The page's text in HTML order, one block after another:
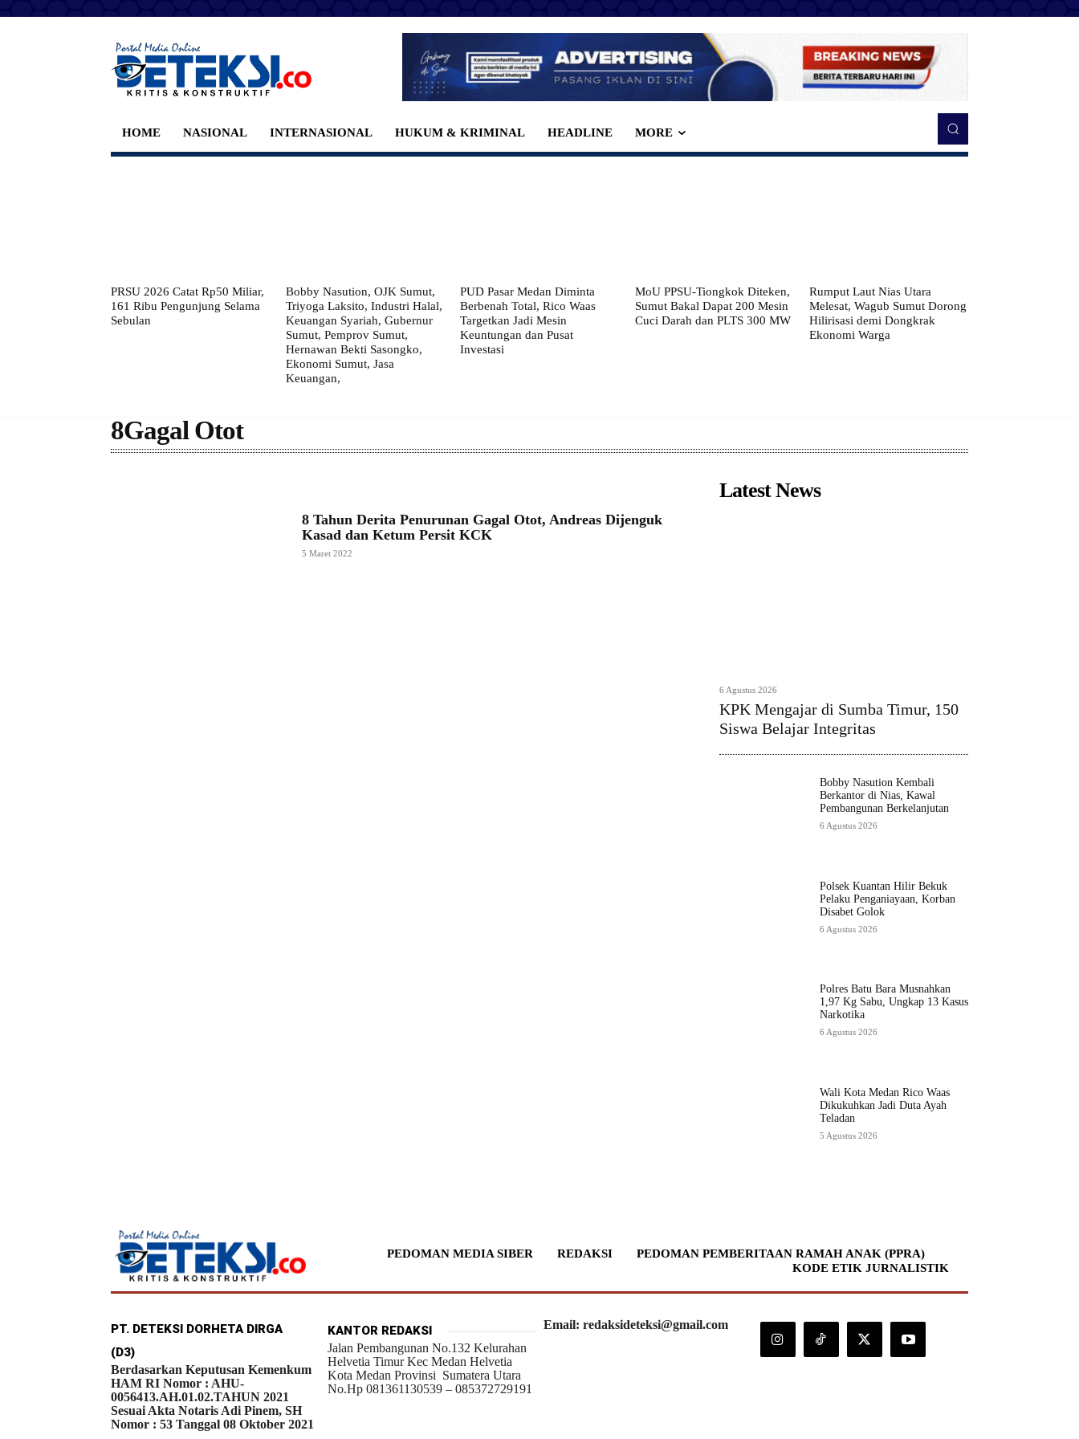
HOME NASIONAL INTERNASIONAL HUKUM & KRIMINAL HEADLINE MORE
PRSU 2026 Catat Rp50 Miliar,
161 Ribu Pengunjung Selama
Sebulan
Bobby Nasution, OJK Sumut,
Triyoga Laksito, Industri Halal,
Keuangan Syariah, Gubernur
Sumut, Pemprov Sumut,
Hernawan Bekti Sasongko,
Ekonomi Sumut, Jasa
Keuangan,
PUD Pasar Medan Diminta
Berbenah Total, Rico Waas
Targetkan Jadi Mesin
Keuntungan dan Pusat
Investasi
MoU PPSU-Tiongkok Diteken,
Sumut Bakal Dapat 200 Mesin
Cuci Darah dan PLTS 300 MW
Rumput Laut Nias Utara
Melesat, Wagub Sumut Dorong
Hilirisasi demi Dongkrak
Ekonomi Warga
8Gagal Otot
8 Tahun Derita Penurunan Gagal Otot, Andreas Dijenguk
Kasad dan Ketum Persit KCK
5 Maret 2022
Latest News
6 Agustus 2026
KPK Mengajar di Sumba Timur, 150
Siswa Belajar Integritas
Bobby Nasution Kembali
Berkantor di Nias, Kawal
Pembangunan Berkelanjutan
6 Agustus 2026
Polsek Kuantan Hilir Bekuk
Pelaku Penganiayaan, Korban
Disabet Golok
6 Agustus 2026
Polres Batu Bara Musnahkan
1,97 Kg Sabu, Ungkap 13 Kasus
Narkotika
6 Agustus 2026
Wali Kota Medan Rico Waas
Dikukuhkan Jadi Duta Ayah
Teladan
5 Agustus 2026
PEDOMAN MEDIA SIBER REDAKSI
PEDOMAN PEMBERITAAN RAMAH ANAK (PPRA)
KODE ETIK JURNALISTIK
PT. DETEKSI DORHETA DIRGA
(D3)
Berdasarkan Keputusan Kemenkum
HAM RI Nomor : AHU-
0056413.AH.01.02.TAHUN 2021
Sesuai Akta Notaris Adi Pinem, SH
Nomor : 53 Tanggal 08 Oktober 2021
KANTOR REDAKSI
Jalan Pembangunan No.132 Kelurahan
Helvetia Timur Kec Medan Helvetia
Kota Medan Provinsi Sumatera Utara
No.Hp 081361130539 – 085372729191
Email: redaksideteksi@gmail.com